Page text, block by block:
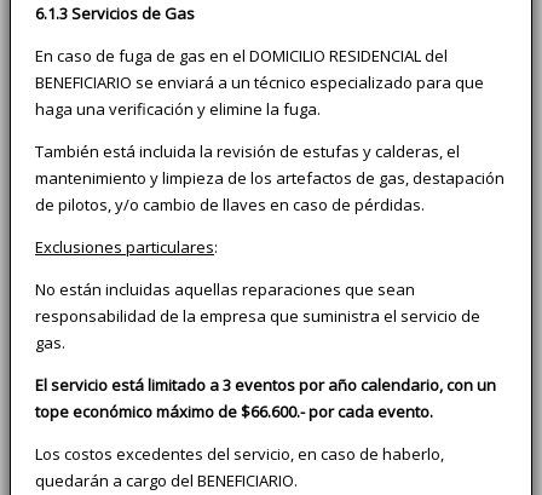
6.1.3 Servicios de Gas
En caso de fuga de gas en el DOMICILIO RESIDENCIAL del
BENEFICIARIO se enviará a un técnico especializado para que
haga una verificación y elimine la fuga.
También está incluida la revisión de estufas y calderas, el
mantenimiento y limpieza de los artefactos de gas, destapación
de pilotos, y/o cambio de llaves en caso de pérdidas.
Exclusiones particulares:
No están incluidas aquellas reparaciones que sean
responsabilidad de la empresa que suministra el servicio de
gas.
El servicio está limitado a 3 eventos por año calendario, con un
tope económico máximo de $66.600.- por cada evento.
Los costos excedentes del servicio, en caso de haberlo,
quedarán a cargo del BENEFICIARIO.